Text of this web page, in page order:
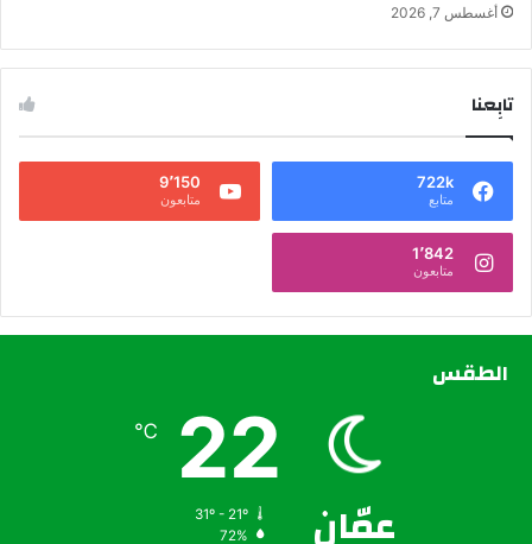
أغسطس 7, 2026
تابِعنا
722k
متابع
9٬150
متابعون
1٬842
متابعون
الطقس
عمّان
22
℃
31º - 21º
72%